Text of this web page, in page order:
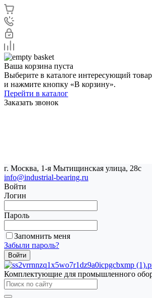
Ваша корзина пуста
Выберите в каталоге интересующий товар
и нажмите кнопку «В корзину».
Перейти в каталог
Заказать звонок
г. Москва, 1-я Мытищинская улица, 28с
info@industrial-bearing.ru
Войти
Логин
Пароль
Запомнить меня
Забыли пароль?
Комплектующие для промышленного